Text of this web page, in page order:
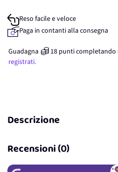
Reso facile e veloce
Paga in contanti alla consegna
Guadagna 18 punticompletando
registrati.
Descrizione
Recensioni (0)